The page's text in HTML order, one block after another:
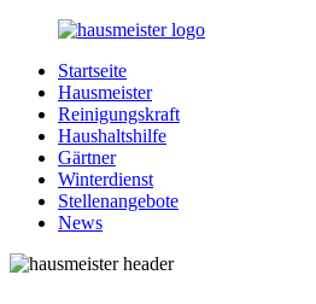
Zurück
Inhalt
Hausmeister.de
Alles
rund
Ihren
Haushalt
Startseite
Hausmeister
Reinigungskraft
Haushaltshilfe
Gärtner
Winterdienst
Stellenangebote
News